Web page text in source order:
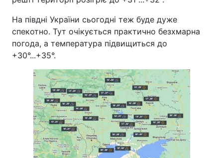
На півдні України сьогодні теж буде дуже
спекотно. Тут очікується практично безхмарна
погода, а температура підвищиться до
+30°...+35°.